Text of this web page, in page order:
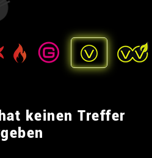
keinen Treffer